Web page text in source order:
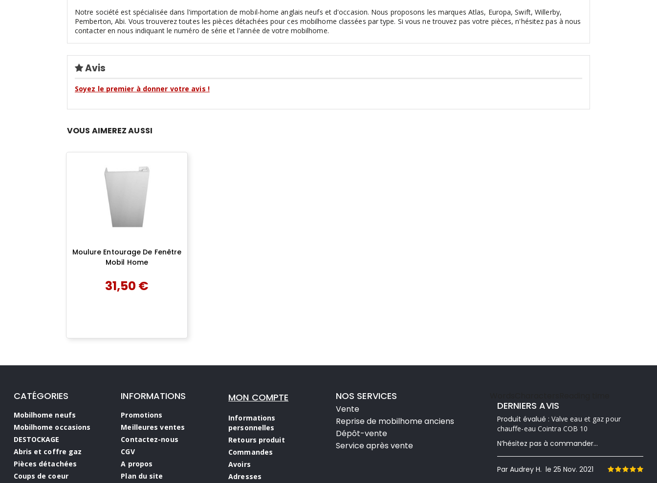
Notre société est spécialisée dans l'importation de mobil-home anglais neufs et d'occasion. Nous proposons les marques Atlas, Europa, Swift, Willerby,
Pemberton, Abi. Vous trouverez toutes les pièces détachées pour ces mobilhome classées par type. Si vous ne trouvez pas votre pièces, n'hésitez pas à nous
contacter en nous indiquant le numéro de série et l'année de votre mobilhome.
Avis
Soyez le premier à donner votre avis !
VOUS AIMEREZ AUSSI
Moulure Entourage De Fenêtre
Mobil Home
31,50 €
CATÉGORIES
Mobilhome neufs
Mobilhome occasions
DESTOCKAGE
Abris et coffre gaz
Pièces détachées
Coups de coeur
INFORMATIONS
Promotions
Meilleures ventes
Contactez-nous
CGV
A propos
Plan du site
MON COMPTE
Informations
personnelles
Retours produit
Commandes
Avoirs
Adresses
NOS SERVICES
Vente
Reprise de mobilhome anciens
Dépôt-vente
Service après vente
DERNIERS AVIS
Produit évalué : Valve eau et gaz pour
chauffe-eau Cointra COB 10
N’hésitez pas à commander...
Par Audrey H. le 25 Nov. 2021